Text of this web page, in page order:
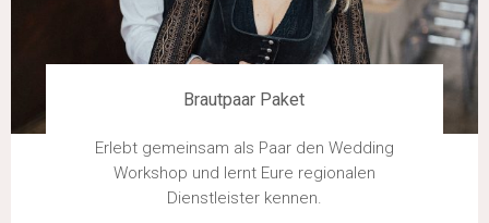
Brautpaar Paket
Erlebt gemeinsam als Paar den Wedding
Workshop und lernt Eure regionalen
Dienstleister kennen.